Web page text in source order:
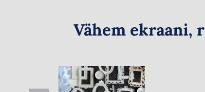
Vähem ekraani,
Vintage stiilis